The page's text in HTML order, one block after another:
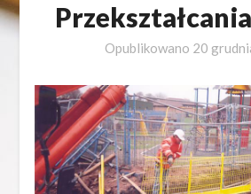
Opublikowano 20